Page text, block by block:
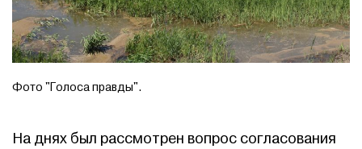
Фото "Голоса правды".
На днях был рассмотрен вопрос согласования